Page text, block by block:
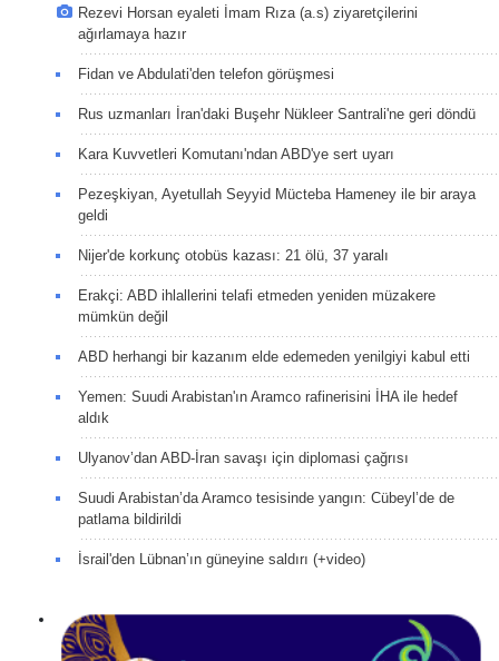
Rezevi Horsan eyaleti İmam Rıza (a.s) ziyaretçilerini
ağırlamaya hazır
Fidan ve Abdulati'den telefon görüşmesi
Rus uzmanları İran'daki Buşehr Nükleer Santrali'ne geri döndü
Kara Kuvvetleri Komutanı'ndan ABD'ye sert uyarı
Pezeşkiyan, Ayetullah Seyyid Mücteba Hameney ile bir araya
geldi
Nijer'de korkunç otobüs kazası: 21 ölü, 37 yaralı
Erakçi: ABD ihlallerini telafi etmeden yeniden müzakere
mümkün değil
ABD herhangi bir kazanım elde edemeden yenilgiyi kabul etti
Yemen: Suudi Arabistan'ın Aramco rafinerisini İHA ile hedef
aldık
Ulyanov’dan ABD-İran savaşı için diplomasi çağrısı
Suudi Arabistan’da Aramco tesisinde yangın: Cübeyl’de de
patlama bildirildi
İsrail'den Lübnan’ın güneyine saldırı (+video)